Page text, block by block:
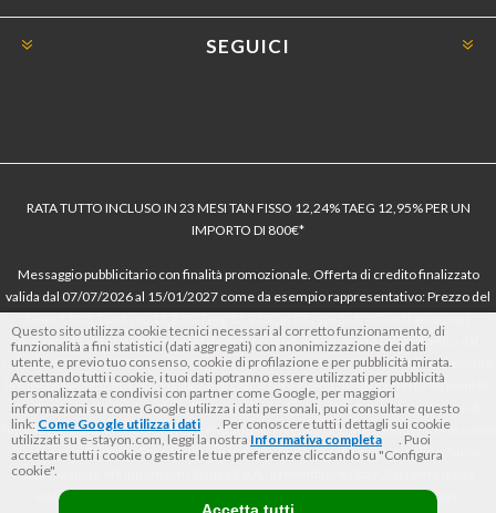
SEGUICI
RATA TUTTO INCLUSO IN 23 MESI TAN FISSO 12,24% TAEG 12,95% PER UN
IMPORTO DI 800€*
Messaggio pubblicitario con finalità promozionale. Offerta di credito finalizzato
valida dal 07/07/2026 al 15/01/2027 come da esempio rappresentativo: Prezzo del
dell’offerta azzerati. Importo totale del credito € 800. Importo totale dovuto dal
Consumatore € 920. Decorrenza media della prima rata a 90 giorni. Al fine di gestire
le tue spese in modo responsabile e di conoscere eventuali altre offerte disponibili,
Findomestic ti ricorda, prima di sottoscrivere il contratto, di prendere visione di
tutte le condizioni economiche e contrattuali, facendo riferimento alle Informazioni
Europee di Base sul Credito ai Consumatori (IEBCC) nel percorso online. Salvo
approvazione di Findomestic Banca S.p.A.. Il rivenditore (StayON) opera quale
intermediario del credito per Findomestic Banca S.p.A., non in esclusiva.
Questo sito utilizza cookie tecnici necessari al corretto funzionamento, di
funzionalità a fini statistici (dati aggregati) con anonimizzazione dei dati
utente, e previo tuo consenso, cookie di profilazione e per pubblicità mirata.
Accettando tutti i cookie, i tuoi dati potranno essere utilizzati per pubblicità
personalizzata e condivisi con partner come Google, per maggiori
informazioni su come Google utilizza i dati personali, puoi consultare questo
link: Come Google utilizza i dati
. Per conoscere tutti i dettagli sui cookie
utilizzati su e-stayon.com, leggi la nostra Informativa completa
. Puoi
accettare tutti i cookie o gestire le tue preferenze cliccando su "Configura
cookie".